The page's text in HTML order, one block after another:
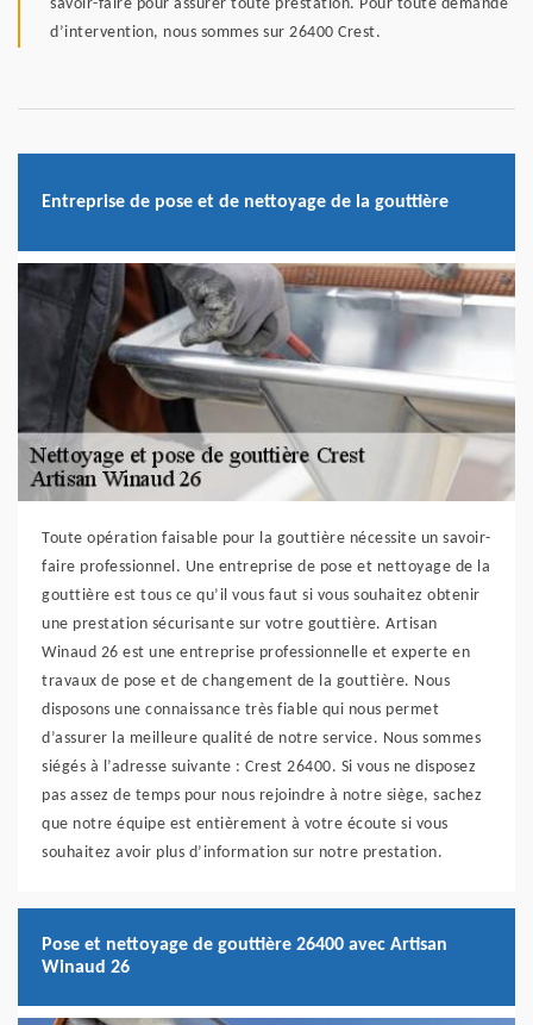
savoir-faire pour assurer toute prestation. Pour toute demande
d’intervention, nous sommes sur 26400 Crest.
Entreprise de pose et de nettoyage de la gouttière
Toute opération faisable pour la gouttière nécessite un savoir-
faire professionnel. Une entreprise de pose et nettoyage de la
gouttière est tous ce qu’il vous faut si vous souhaitez obtenir
une prestation sécurisante sur votre gouttière. Artisan
Winaud 26 est une entreprise professionnelle et experte en
travaux de pose et de changement de la gouttière. Nous
disposons une connaissance très fiable qui nous permet
d’assurer la meilleure qualité de notre service. Nous sommes
siégés à l’adresse suivante : Crest 26400. Si vous ne disposez
pas assez de temps pour nous rejoindre à notre siège, sachez
que notre équipe est entièrement à votre écoute si vous
souhaitez avoir plus d’information sur notre prestation.
Pose et nettoyage de gouttière 26400 avec Artisan
Winaud 26